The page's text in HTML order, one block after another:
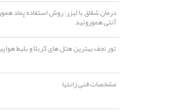
درمان شقاق با لیزر: روش استفاده پماد
آنتی هموروئید
تور نجف بهترین هتل های کربلا و بلیط
مشخصات فنی زانتیا